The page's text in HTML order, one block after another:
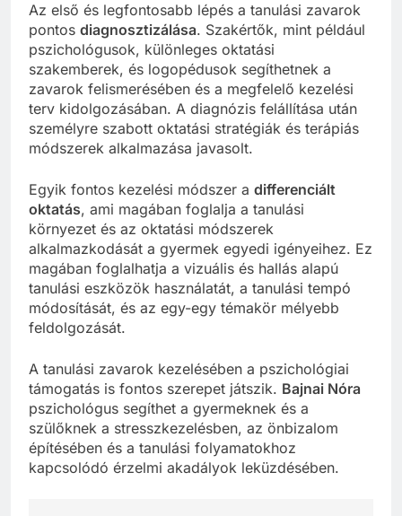
Az első és legfontosabb lépés a tanulási zavarok
pontos diagnosztizálása. Szakértők, mint például
pszichológusok, különleges oktatási
szakemberek, és logopédusok segíthetnek a
zavarok felismerésében és a megfelelő kezelési
terv kidolgozásában. A diagnózis felállítása után
személyre szabott oktatási stratégiák és terápiás
módszerek alkalmazása javasolt.
Egyik fontos kezelési módszer a differenciált
oktatás, ami magában foglalja a tanulási
környezet és az oktatási módszerek
alkalmazkodását a gyermek egyedi igényeihez. Ez
magában foglalhatja a vizuális és hallás alapú
tanulási eszközök használatát, a tanulási tempó
módosítását, és az egy-egy témakör mélyebb
feldolgozását.
A tanulási zavarok kezelésében a pszichológiai
támogatás is fontos szerepet játszik. Bajnai Nóra
pszichológus segíthet a gyermeknek és a
szülőknek a stresszkezelésben, az önbizalom
építésében és a tanulási folyamatokhoz
kapcsolódó érzelmi akadályok leküzdésében.